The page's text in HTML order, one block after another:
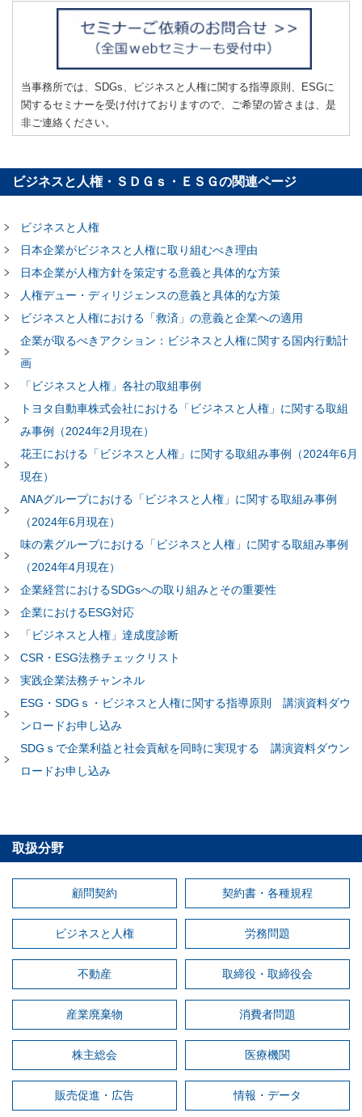
当事務所では、SDGs、ビジネスと人権に関する指導原則、ESGに
関するセミナーを受け付けておりますので、ご希望の皆さまは、是
非ご連絡ください。
ビジネスと人権・ＳＤＧｓ・ＥＳＧの関連ページ
ビジネスと人権
日本企業がビジネスと人権に取り組むべき理由
日本企業が人権方針を策定する意義と具体的な方策
人権デュー・ディリジェンスの意義と具体的な方策
ビジネスと人権における「救済」の意義と企業への適用
企業が取るべきアクション：ビジネスと人権に関する国内行動計
画
「ビジネスと人権」各社の取組事例
トヨタ自動車株式会社における「ビジネスと人権」に関する取組
み事例（2024年2月現在）
花王における「ビジネスと人権」に関する取組み事例（2024年6月
現在）
ANAグループにおける「ビジネスと人権」に関する取組み事例
（2024年6月現在）
味の素グループにおける「ビジネスと人権」に関する取組み事例
（2024年4月現在）
企業経営におけるSDGsへの取り組みとその重要性
企業におけるESG対応
「ビジネスと人権」達成度診断
CSR・ESG法務チェックリスト
実践企業法務チャンネル
ESG・SDGｓ・ビジネスと人権に関する指導原則 講演資料ダウ
ンロードお申し込み
SDGｓで企業利益と社会貢献を同時に実現する 講演資料ダウン
ロードお申し込み
取扱分野
顧問契約 契約書・各種規程
ビジネスと人権 労務問題
不動産 取締役・取締役会
産業廃棄物 消費者問題
株主総会 医療機関
販売促進・広告 情報・データ